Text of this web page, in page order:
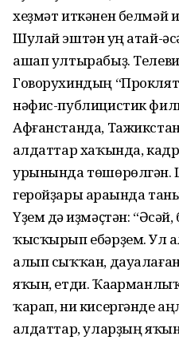
хеҙмәт иткәнен белмәй
Шулай эштән һуң атай-
ашап ултырабыҙ.
Говорухиндың
нәфис-публицистик
Афғанстанда,
һалдаттар хаҡында,
урынында
геройҙары араһында
Үҙем дә һиҙмәҫтән:
ҡыс­ҡырып ебәрҙем. Ул
алып сыҡҡан,
яҡын, етди.
ҡарап, ни ки­сер­гәнде
һалдаттар, уларҙың